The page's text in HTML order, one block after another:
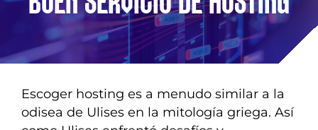
Escoger hosting es a menudo similar a la
odisea de Ulises en la mitología griega. Así